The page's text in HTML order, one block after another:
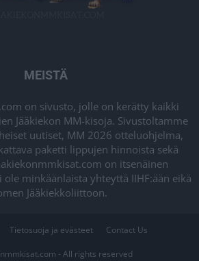
MEISTÄ
on sivusto, jolle on kerätty kaikki
Jääkiekon MM-kisoja. Sivustoltamme
uutiset, MM 2026 otteluohjelma,
paketti lippujen hinnoista sekä
on itsenäinen
minkäänlaista yhteyttä IIHF:ään eikä
Jääkiekkoliittoon.
Tietosuoja ja evästeet Contact Us
- All rights reserved